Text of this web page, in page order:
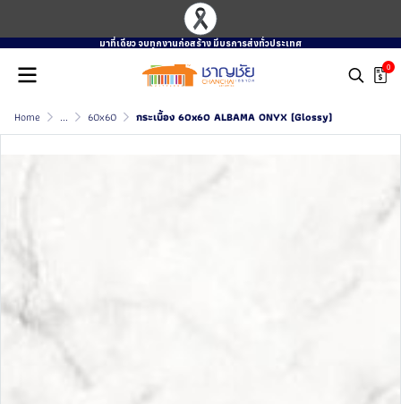
มาที่เดียว จบทุกงานก่อสร้าง มีบรการส่งทั่วประเทศ
0
Home ... 60x60 กระเบื้อง 60x60 ALBAMA ONYX (Glossy)